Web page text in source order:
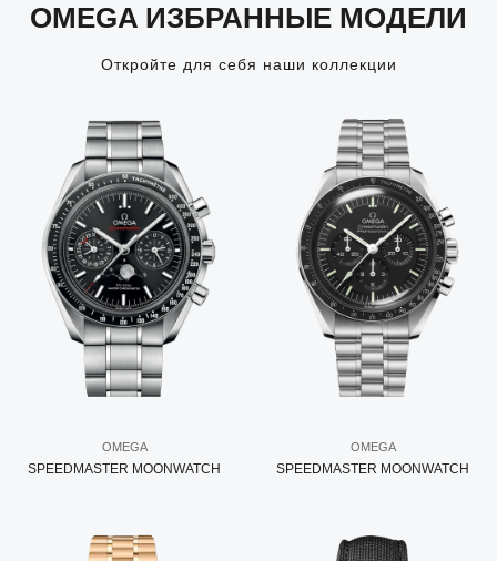
OMEGA ИЗБРАННЫЕ МОДЕЛИ
Откройте для себя наши коллекции
OMEGA
SPEEDMASTER MOONWATCH
OMEGA
SPEEDMASTER MOONWATCH